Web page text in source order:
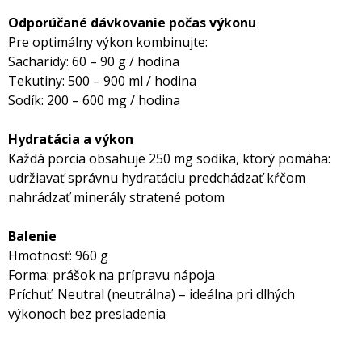
Odporúčané dávkovanie počas výkonu
Pre optimálny výkon kombinujte:
Sacharidy: 60 – 90 g / hodina
Tekutiny: 500 – 900 ml / hodina
Sodík: 200 – 600 mg / hodina
Hydratácia a výkon
Každá porcia obsahuje 250 mg sodíka, ktorý pomáha:
udržiavať správnu hydratáciu predchádzať kŕčom
nahrádzať minerály stratené potom
Balenie
Hmotnosť: 960 g
Forma: prášok na prípravu nápoja
Príchuť: Neutral (neutrálna) – ideálna pri dlhých
výkonoch bez presladenia